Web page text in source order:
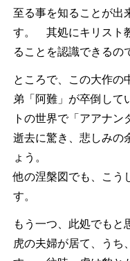
至る事を知ることが出
す。 其処にキリスト
ることを認識できるの
ところで、この大作の
弟「阿難」が卒倒して
トの世界で「アアナ
逝去に驚き、悲しみの
ょう。
他の涅槃図でも、こう
す。
もう一つ、此処でもと
虎の夫婦が居て、うち